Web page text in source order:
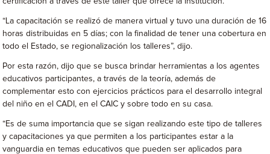
“La capacitación se realizó de manera virtual y tuvo una duración de 16
horas distribuidas en 5 días; con la finalidad de tener una cobertura en
todo el Estado, se regionalización los talleres”, dijo.
Por esta razón, dijo que se busca brindar herramientas a los agentes
educativos participantes, a través de la teoría, además de
complementar esto con ejercicios prácticos para el desarrollo integral
del niño en el CADI, en el CAIC y sobre todo en su casa.
“Es de suma importancia que se sigan realizando este tipo de talleres
y capacitaciones ya que permiten a los participantes estar a la
vanguardia en temas educativos que pueden ser aplicados para